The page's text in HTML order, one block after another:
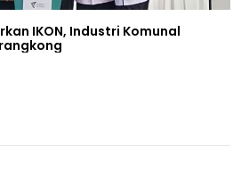
IKON, Industri Komunal